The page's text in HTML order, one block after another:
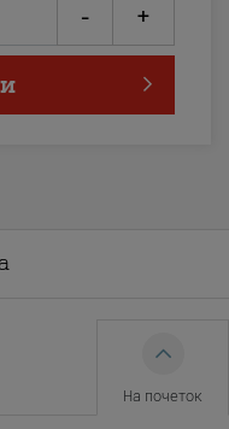
- +
На почеток